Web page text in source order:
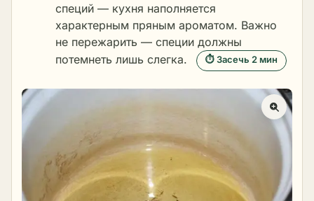
специй — кухня наполняется
характерным пряным ароматом. Важно
не пережарить — специи должны
потемнеть лишь слегка.
⏱ Засечь 2 мин